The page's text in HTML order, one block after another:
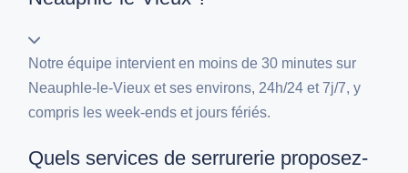
Notre équipe intervient en moins de 30 minutes sur
Neauphle-le-Vieux et ses environs, 24h/24 et 7j/7, y
compris les week-ends et jours fériés.
Quels services de serrurerie proposez-